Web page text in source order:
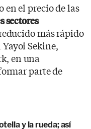
en el precio de las
sectores
más rápido
Sekine,
en una
parte de
y la rueda; así